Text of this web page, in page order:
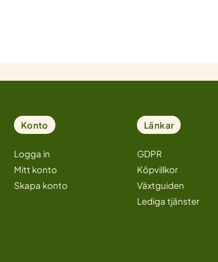
Konto
Logga in
Mitt konto
Skapa konto
Länkar
GDPR
Köpvillkor
Växtguiden
Lediga tjänster